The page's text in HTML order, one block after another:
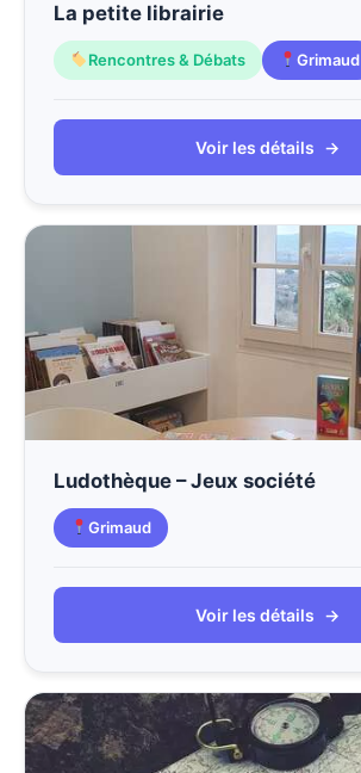
La petite librairie
Rencontres & Débats Grimaud
Voir les détails →
Ludothèque – Jeux société
Grimaud
Voir les détails →